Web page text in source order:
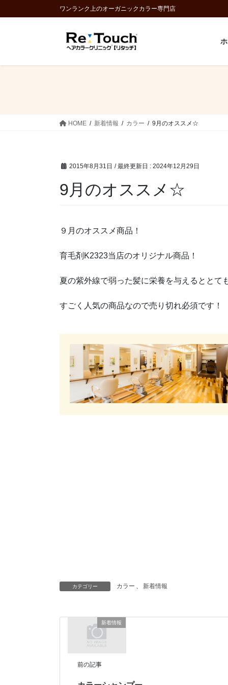
ン
に
ビ
ョ
ワンランク上のオーガニックカラー専門店
HOME 新着情報 カラー 9月のオススメ☆
2015年8月31日 / 最終更新日 : 2024年12月29日
9月のオススメ☆
９月のオススメ商品！
育毛剤K2323当店のオリジナル商品！
夏の紫外線で弱った髪に栄養を与えるととて
すごく人気の商品なので売り切れ必須です！
カテゴリー カラー 、 新着情報
新着情報
前の記事